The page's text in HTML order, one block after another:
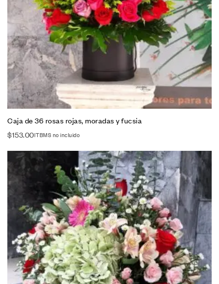
Caja de 36 rosas rojas, moradas y fucsia
$153.00ITBMS no incluido